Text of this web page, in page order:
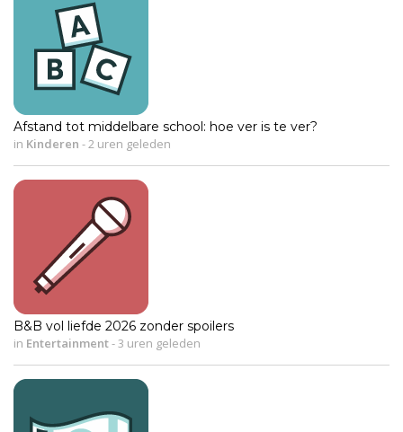
Afstand tot middelbare school: hoe ver is te ver?
in Kinderen -2 uren geleden
B&B vol liefde 2026 zonder spoilers
in Entertainment-3 uren geleden